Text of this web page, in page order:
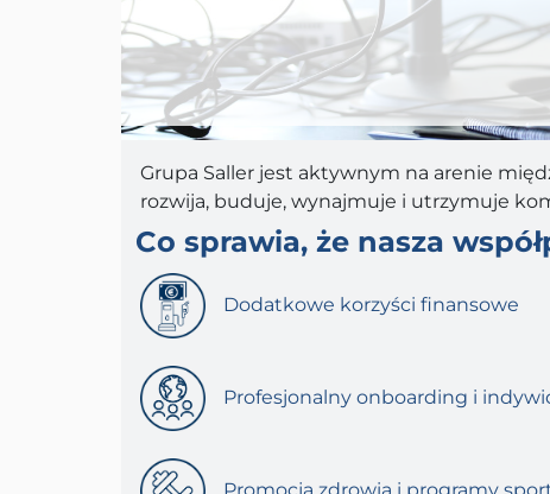
Grupa Saller jest aktywnym na arenie
rozwija, buduje, wynajmuje i utrzymuje
Co sprawia, że nasza
Dodatkowe korzyści finansowe
Profesjonalny onboarding i